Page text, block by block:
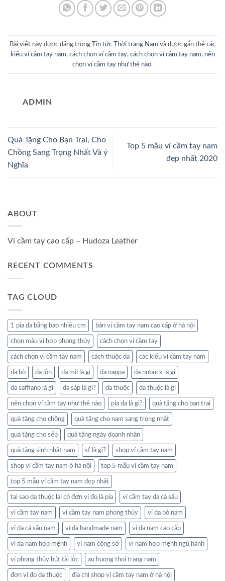
Bài viết này được đăng trong Tin tức Thời trang Nam và được gắn thẻ các
kiểu ví cầm tay nam, cách chọn ví cầm tay, cách chọn ví cầm tay nam, nên
chọn ví cầm tay như thê nào.
ADMIN
Quà Tặng Cho Bạn Trai, Cho
Chồng Sang Trọng Nhất Và ý
Nghĩa
Top 5 mẫu ví cầm tay nam
đẹp nhất 2020
ABOUT
Ví cầm tay cao cấp – Hudoza Leather
RECENT COMMENTS
TAG CLOUD
1 pia da bằng bao nhiêu cm bán ví cầm tay nam cao cấp ở hà nội
chọn màu ví hợp phong thủy cách chọn ví cầm tay
cách chọn ví cầm tay nam cách thuộc da các kiểu ví cầm tay nam
da bò da lộn da mil là gì da nappa da nubuck là gì
da saffiano là gì da sáp là gì? da thuộc da thuộc là gì
nên chọn ví cầm tay như thê nào pia da là gì? quà tặng cho bạn trai
quà tặng cho chồng quà tặng cho nam sang trọng nhất
quà tặng cho sếp quà tặng ngày doanh nhân
quà tặng sinh nhật nam sf là gì? shop ví cầm tay nam
shop ví cầm tay nam ở hà nội top 5 mẫu ví cầm tay nam
top 5 mẫu ví cầm tay nam đẹp nhất
tại sao da thuộc lại có đơn vị đo là pia ví cầm tay da cá sấu
ví cầm tay nam ví cầm tay nam phong thủy ví da bò nam
ví da cá sấu nam ví da handmade nam ví da nam cao cấp
ví da nam hợp mệnh ví nam công sở ví nam hợp mệnh ngũ hành
ví phong thủy hút tài lộc xu huong thoi trang nam
đơn vi đo da thuộc địa chỉ shop ví cầm tay nam ở hà nội